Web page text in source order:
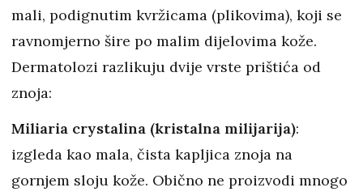
mali, podignutim kvržicama (plikovima), koji se
ravnomjerno šire po malim dijelovima kože.
Dermatolozi razlikuju dvije vrste prištića od
znoja:
Miliaria crystalina (kristalna milijarija):
izgleda kao mala, čista kapljica znoja na
gornjem sloju kože. Obično ne proizvodi mnogo